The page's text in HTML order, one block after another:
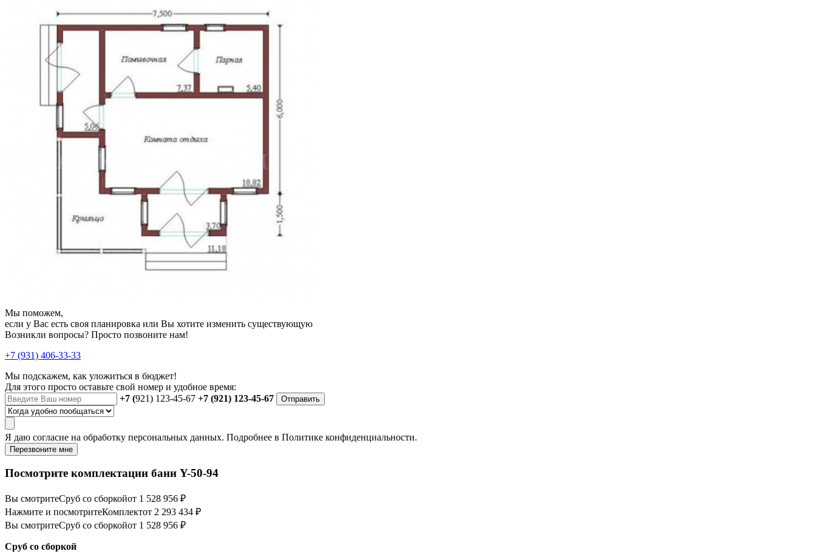
Мы поможем,
если у Вас есть своя планировка или Вы хотите изменить существующую
Возникли вопросы? Просто позвоните нам!
+7 (931) 406-33-33
Мы подскажем, как уложиться в бюджет!
Для этого просто оставьте свой номер и удобное время:
+7 (921) 123-45-67 +7 (921) 123-45-67 Отправить
Я даю согласие на обработку персональных данных. Подробнее в Политике конфиденциальности.
Перезвоните мне
Посмотрите комплектации бани Y-50-94
Вы смотритеСруб со сборкойот 1 528 956 ₽
Нажмите и посмотритеКомплектот 2 293 434 ₽
Вы смотритеСруб со сборкойот 1 528 956 ₽
Сруб со сборкой